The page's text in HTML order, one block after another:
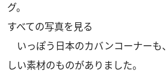
グ。
すべての写真を見る
いっぽう日本のカバンコーナーも
しい素材のものがありました。